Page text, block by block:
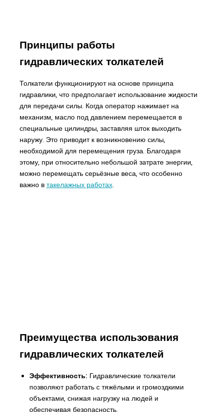
Принципы работы
гидравлических толкателей
Толкатели функционируют на основе принципа
гидравлики, что предполагает использование жидкости
для передачи силы. Когда оператор нажимает на
механизм, масло под давлением перемещается в
специальные цилиндры, заставляя шток выходить
наружу. Это приводит к возникновению силы,
необходимой для перемещения груза. Благодаря
этому, при относительно небольшой затрате энергии,
можно перемещать серьёзные веса, что особенно
важно в такелажных работах.
Преимущества использования
гидравлических толкателей
Эффективность: Гидравлические толкатели
позволяют работать с тяжёлыми и громоздкими
объектами, снижая нагрузку на людей и
обеспечивая безопасность.